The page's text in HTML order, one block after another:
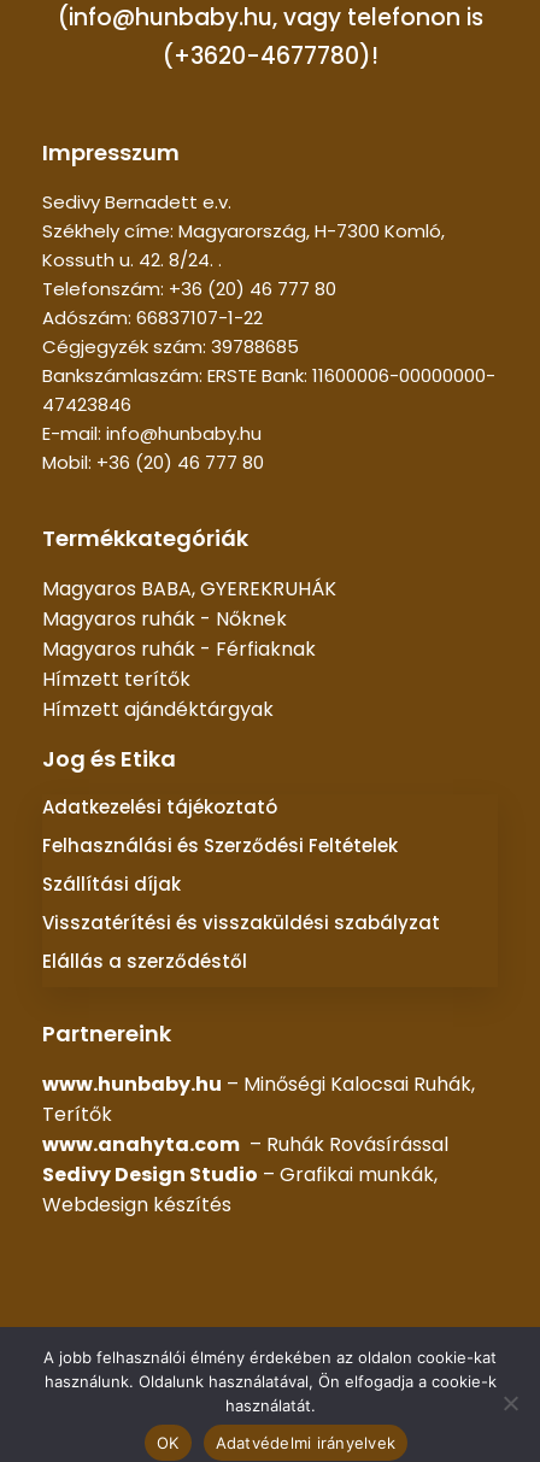
(info@hunbaby.hu, vagy telefonon is
(+3620-4677780)!
Impresszum
Sedivy Bernadett e.v.
Székhely címe: Magyarország, H-7300 Komló,
Kossuth u. 42. 8/24. .
Telefonszám: +36 (20) 46 777 80
Adószám: 66837107-1-22
Cégjegyzék szám: 39788685
Bankszámlaszám: ERSTE Bank: 11600006-00000000-
47423846
E-mail: info@hunbaby.hu
Mobil: +36 (20) 46 777 80
Termékkategóriák
Magyaros BABA, GYEREKRUHÁK
Magyaros ruhák - Nőknek
Magyaros ruhák - Férfiaknak
Hímzett terítők
Hímzett ajándéktárgyak
Jog és Etika
Adatkezelési tájékoztató
Felhasználási és Szerződési Feltételek
Szállítási díjak
Visszatérítési és visszaküldési szabályzat
Elállás a szerződéstől
Partnereink
www.hunbaby.hu – Minőségi Kalocsai Ruhák,
Terítők
www.anahyta.com – Ruhák Rovásírással
Sedivy Design Studio – Grafikai munkák,
Webdesign készítés
© 2025 –KALOCSAI RUHÁK– Minden jog fenntartva |
Készítette::HG WEB Kft.
A jobb felhasználói élmény érdekében az oldalon cookie-kat
használunk. Oldalunk használatával, Ön elfogadja a cookie-k
használatát.
OK
Adatvédelmi irányelvek